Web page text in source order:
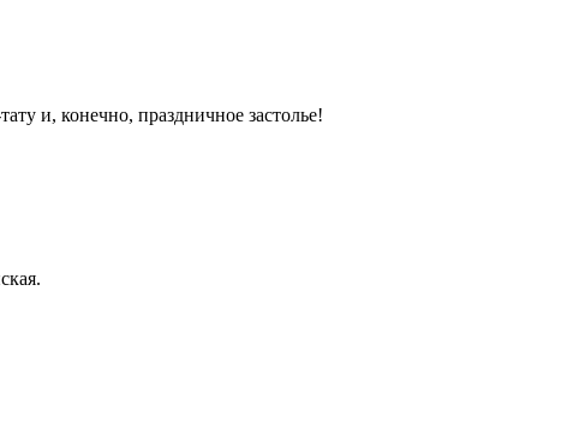
и, конечно, праздничное застолье!